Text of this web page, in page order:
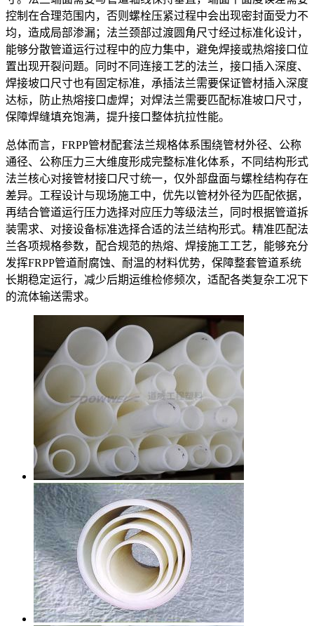
控制在合理范围内，否则螺栓压紧过程中会出现密封面受力不
均，造成局部渗漏；法兰颈部过渡圆角尺寸经过标准化设计，
能够分散管道运行过程中的应力集中，避免焊接或热熔接口位
置出现开裂问题。同时不同连接工艺的法兰，接口插入深度、
焊接坡口尺寸也有固定标准，承插法兰需要保证管材插入深度
达标，防止热熔接口虚焊；对焊法兰需要匹配标准坡口尺寸，
保障焊缝填充饱满，提升接口整体抗拉性能。
总体而言，FRPP管材配套法兰规格体系围绕管材外径、公称
通径、公称压力三大维度形成完整标准化体系，不同结构形式
法兰核心对接管材接口尺寸统一，仅外部盘面与螺栓结构存在
差异。工程设计与现场施工中，优先以管材外径为匹配依据，
再结合管道运行压力选择对应压力等级法兰，同时根据管道拆
装需求、对接设备标准选择合适的法兰结构形式。精准匹配法
兰各项规格参数，配合规范的热熔、焊接施工工艺，能够充分
发挥FRPP管道耐腐蚀、耐温的材料优势，保障整套管道系统
长期稳定运行，减少后期运维检修频次，适配各类复杂工况下
的流体输送需求。